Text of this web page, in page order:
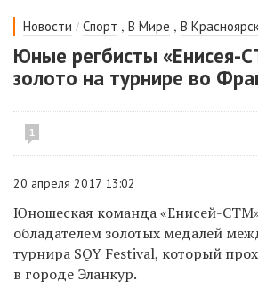
Новости / Спорт , В Мире , В
Юные регбисты «Енисея-
золото на турнире во
1
20 апреля 2017 13:02
Юношеская команда «Енисей-
обладателем золотых медалей
турнира SQY Festival, который
в городе Эланкур.